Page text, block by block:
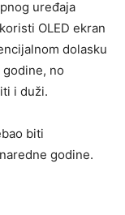
uređaja
OLED ekran
dolasku
no
i duži.
biti
godine.